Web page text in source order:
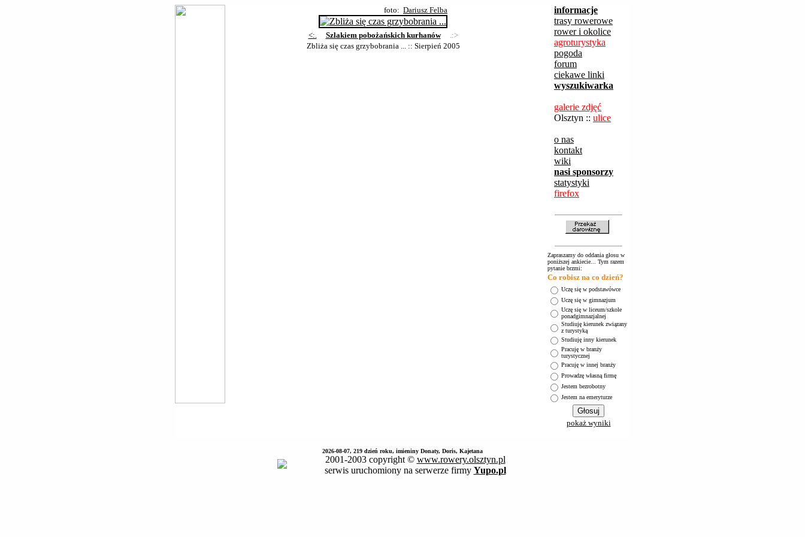
foto: Dariusz Felba
<:. Szlakiem pobożańskich kurhanów
.:>
Zbliża się czas grzybobrania ...:: Sierpień 2005
informacje
trasy rowerowe
rower i okolice
agroturystyka
pogoda
forum
ciekawe linki
wyszukiwarka
galerie zdjęć
Olsztyn :: ulice
o nas
kontakt
wiki
nasi sponsorzy
statystyki
firefox
Zapraszamy do oddania głosu w
poniższej ankiecie... Tym razem
pytanie brzmi:
Co robisz na co dzień?
Uczę się w podstawówce
Uczę się w gimnazjum
Uczę się w liceum/szkole
ponadgimnazjalnej
Studiuję kierunek związany
z turystyką
Studiuję inny kierunek
Pracuję w branży
turystycznej
Pracuję w innej branży
Prowadzę własną firmę
Jestem bezrobotny
Jestem na emeryturze
pokaż wyniki
2026-08-07, 219 dzień roku, imieniny Donaty, Doris, Kajetana
2001-2003 copyright © www.rowery.olsztyn.pl
serwis uruchomiony na serwerze firmy Yupo.pl